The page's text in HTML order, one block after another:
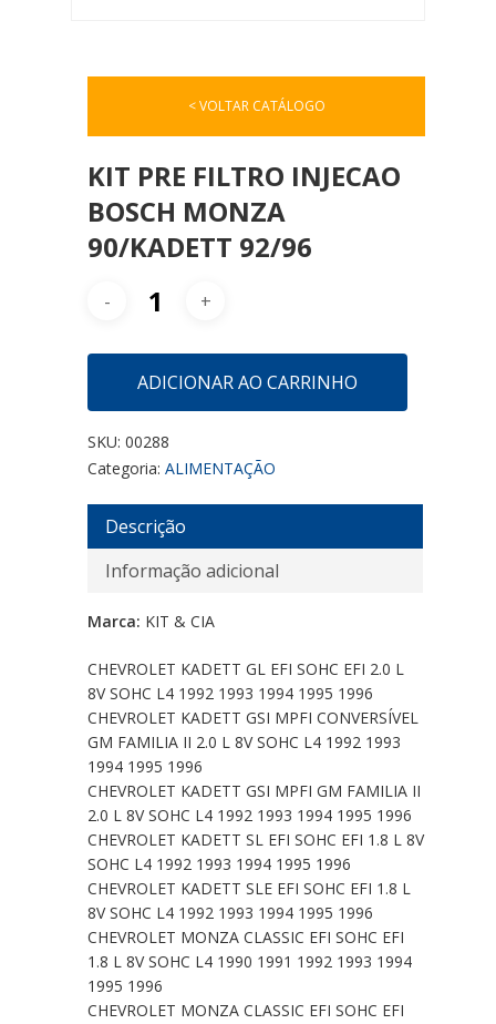
< VOLTAR CATÁLOGO
KIT PRE FILTRO INJECAO
BOSCH MONZA
90/KADETT 92/96
ADICIONAR AO CARRINHO
SKU: 00288
Categoria: ALIMENTAÇÃO
Descrição
Informação adicional
Marca: KIT & CIA
CHEVROLET KADETT GL EFI SOHC EFI 2.0 L
8V SOHC L4 1992 1993 1994 1995 1996
CHEVROLET KADETT GSI MPFI CONVERSÍVEL
GM FAMILIA II 2.0 L 8V SOHC L4 1992 1993
1994 1995 1996
CHEVROLET KADETT GSI MPFI GM FAMILIA II
2.0 L 8V SOHC L4 1992 1993 1994 1995 1996
CHEVROLET KADETT SL EFI SOHC EFI 1.8 L 8V
SOHC L4 1992 1993 1994 1995 1996
CHEVROLET KADETT SLE EFI SOHC EFI 1.8 L
8V SOHC L4 1992 1993 1994 1995 1996
CHEVROLET MONZA CLASSIC EFI SOHC EFI
1.8 L 8V SOHC L4 1990 1991 1992 1993 1994
1995 1996
CHEVROLET MONZA CLASSIC EFI SOHC EFI